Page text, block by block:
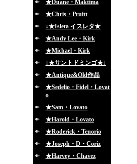
★Duane・Maktima
★Chris・Pruitt
↓★Isleta イスレタ★
★Andy Lee・Kirk
★Michael・Kirk
↓★サントドミンゴ★↓
★Antique&Old作品
★Sedelio・Fidel・Lovat
o
★Sam・Lovato
★Harold・Lovato
★Roderick・Tenorio
★Joseph・D・Coriz
★Harvey・Chavez